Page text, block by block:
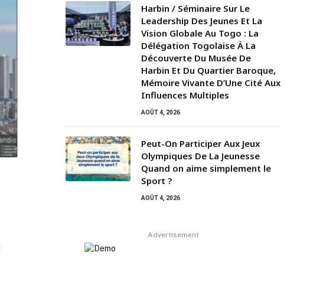
Harbin / Séminaire Sur Le
Leadership Des Jeunes Et La
Vision Globale Au Togo : La
Délégation Togolaise À La
Découverte Du Musée De
Harbin Et Du Quartier Baroque,
Mémoire Vivante D’Une Cité Aux
Influences Multiples
AOÛT 4, 2026
Peut-On Participer Aux Jeux
Olympiques De La Jeunesse
Quand on aime simplement le
Sport ?
AOÛT 4, 2026
Advertisement